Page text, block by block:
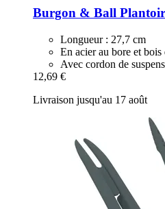
Burgon & Ball
Longueur : 27,7 cm
En acier au bore et bois
Avec cordon de
12,69 €
Livraison jusqu'au 17 août